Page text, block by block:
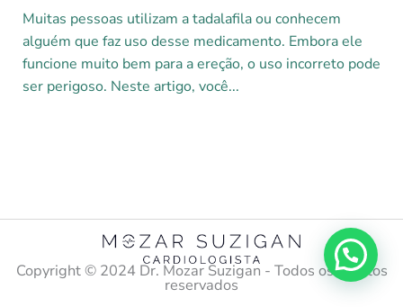
Muitas pessoas utilizam a tadalafila ou conhecem
alguém que faz uso desse medicamento. Embora ele
funcione muito bem para a ereção, o uso incorreto pode
ser perigoso. Neste artigo, você...
Copyright ©️ 2024 Dr. Mozar Suzigan - Todos os direitos
reservados